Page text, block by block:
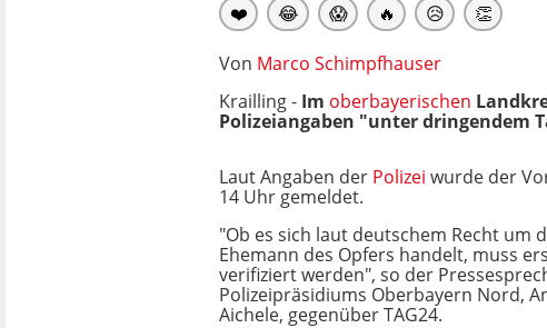
❤️ 😂 😱 🔥 😥 👏
Von Marco Schimpfhauser
Krailling - Im oberbayerischen
Polizeiangaben "unter dringendem
Laut Angaben der Polizei wurde der
14 Uhr gemeldet.
"Ob es sich laut deutschem Recht um
Ehemann des Opfers handelt, muss
verifiziert werden", so der
Polizeipräsidiums Oberbayern Nord,
Aichele, gegenüber TAG24.